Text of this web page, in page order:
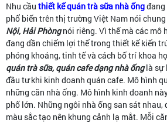
Nhu cầu thiết kế quán trà sữa nhà ốngđang
phổ biến trên thị trường Việt Nam nói chung
Nội, Hải Phòngnói riêng. Vì thế mà các mô
đang dần chiếm lợi thế trong thiết kế kiến
phóng khoáng, tinh tế và cách bố trí khoa
quán trà sữa, quán cafe dạng nhà ốnglà sự
đầu tư khi kinh doanh quán cafe. Mô hình
những căn nhà ống. Mô hình kinh doanh
phố lớn. Những ngôi nhà ống san sát nhau,
màu sắc tạo nên khung cảnh lạ mắt. Mỗi